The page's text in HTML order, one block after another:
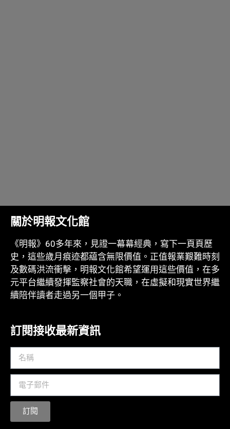
關於明報文化館
《明報》60多年來，見證一幕幕經典，寫下一頁頁歷
史，這些歲月痕迹都藴含無限價值。正值報業艱難時刻
及數碼洪流衝擊，明報文化館希望運用這些價值，在多
元平台繼續發揮監察社會的天職，在虛擬和現實世界繼
續陪伴讀者走過另一個甲子。
訂閱接收最新資訊
訂閱